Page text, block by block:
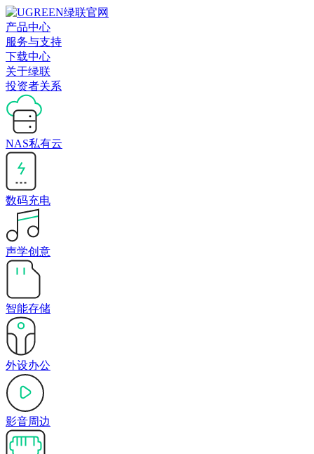
产品中心
服务与支持
下载中心
关于绿联
投资者关系
NAS私有云
数码充电
声学创意
智能存储
外设办公
影音周边